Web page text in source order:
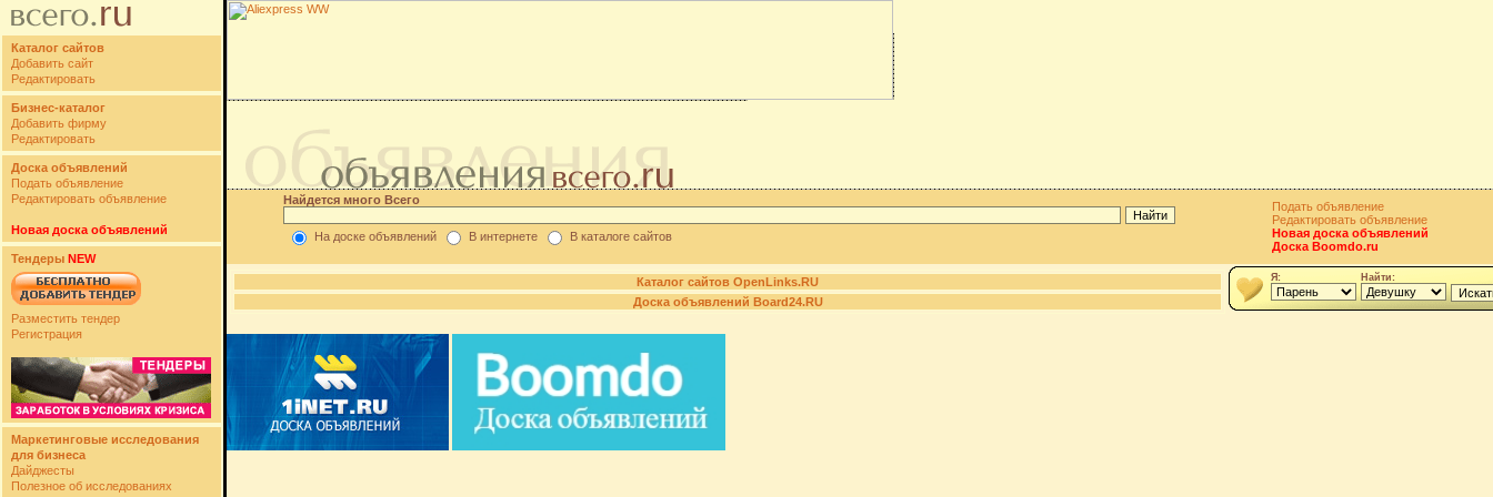
Каталог сайтов
Добавить сайт
Редактировать
Бизнес-каталог
Добавить фирму
Редактировать
Доска объявлений
Подать объявление
Редактировать объявление
Новая доска объявлений
Тендеры NEW
Разместить тендер
Регистрация
Маркетинговые исследования
для бизнеса
Дайджесты
Полезное об исследованиях
Найдется много Всего
На доске объявлений В интернете В каталоге сайтов
Подать объявление
Редактировать объявление
Новая доска объявлений
Доска Boomdo.ru
Каталог сайтов OpenLinks.RU
Доска объявлений Board24.RU
Я: Найти: